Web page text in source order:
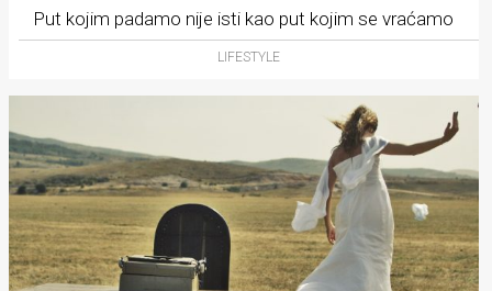
Put kojim padamo nije isti kao put kojim se vraćamo
LIFESTYLE